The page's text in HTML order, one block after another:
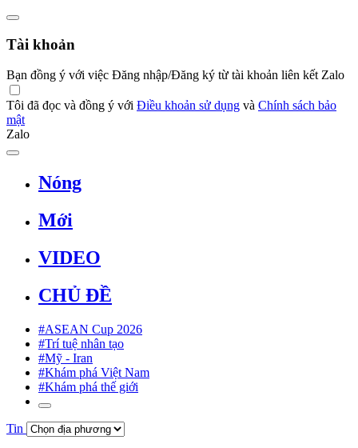
Tài khoản
Bạn đồng ý với việc Đăng nhập/Đăng ký từ tài khoản liên kết Zalo
Tôi đã đọc và đồng ý với Điều khoản sử dụng và Chính sách bảo
mật
Zalo
Nóng
Mới
VIDEO
CHỦ ĐỀ
#ASEAN Cup 2026
#Trí tuệ nhân tạo
#Mỹ - Iran
#Khám phá Việt Nam
#Khám phá thế giới
Tin